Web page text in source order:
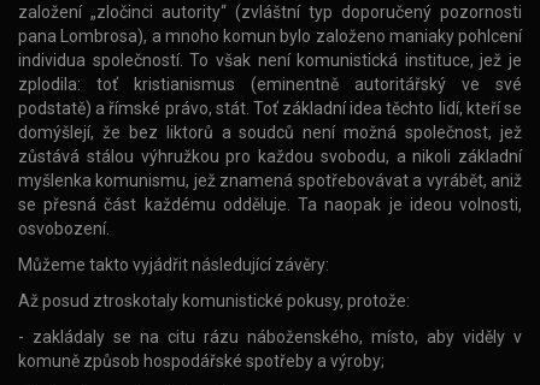
založení „zločinci autority“ (zvláštní typ doporučený pozornosti
pana Lombrosa), a mnoho komun bylo založeno maniaky pohlcení
individua společností. To však není komunistická instituce, jež je
zplodila: toť kristianismus (eminentně autoritářský ve své
podstatě) a římské právo, stát. Toť základní idea těchto lidí, kteří se
domýšlejí, že bez liktorů a soudců není možná společnost, jež
zůstává stálou výhružkou pro každou svobodu, a nikoli základní
myšlenka komunismu, jež znamená spotřebovávat a vyrábět, aniž
se přesná část každému odděluje. Ta naopak je ideou volnosti,
osvobození.
Můžeme takto vyjádřit následující závěry:
Až posud ztroskotaly komunistické pokusy, protože:
- zakládaly se na citu rázu náboženského, místo, aby viděly v
komuně způsob hospodářské spotřeby a výroby;